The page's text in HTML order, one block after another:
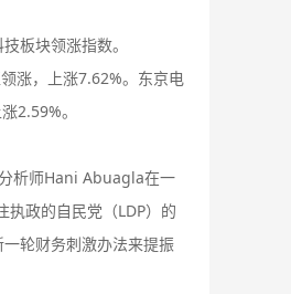
板块领涨指数。
涨，上涨7.62%。东京电
2.59%。
析师Hani Abuagla在一
执政的自民党（LDP）的
轮财务刺激办法来提振